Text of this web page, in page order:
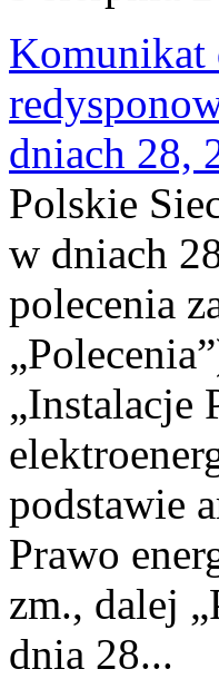
Komunikat
dniach 28,
Polskie
w dniach
polecenia
„Instalacje
podstawie
Prawo
zm., dalej
dnia 28...